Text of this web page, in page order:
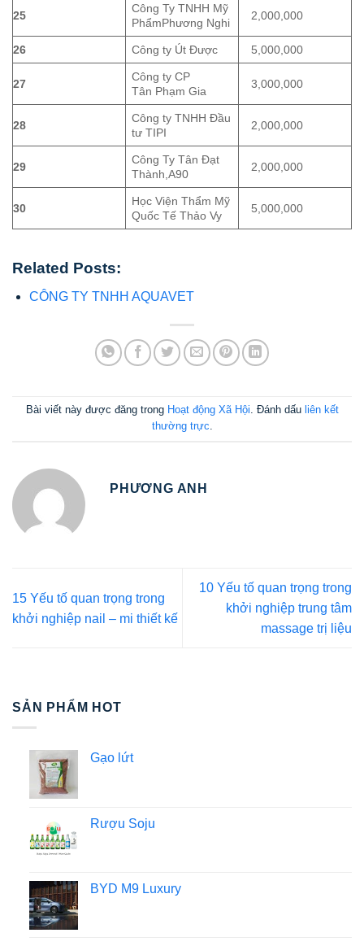
25
Công Ty TNHH Mỹ
PhẩmPhương Nghi
2,000,000
26 Công ty Út Được 5,000,000
27
Công ty CP
Tân Phạm Gia
3,000,000
28
Công ty TNHH Đầu
tư TIPI
2,000,000
29
Công Ty Tân Đạt
Thành,A90
2,000,000
30
Học Viện Thẩm Mỹ
Quốc Tế Thảo Vy
5,000,000
Related Posts:
CÔNG TY TNHH AQUAVET
Bài viết này được đăng trong Hoạt động Xã Hội. Đánh dấu liên kết
thường trực.
PHƯƠNG ANH
15 Yếu tố quan trọng trong
khởi nghiệp nail – mi thiết kế
10 Yếu tố quan trọng trong
khởi nghiệp trung tâm
massage trị liệu
SẢN PHẨM HOT
Gạo lứt
Rượu Soju
BYD M9 Luxury